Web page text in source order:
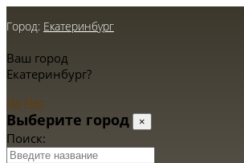
Город: Екатеринбург
Ваш город
Екатеринбург?
Да Нет
Выберите город ×
Поиск: